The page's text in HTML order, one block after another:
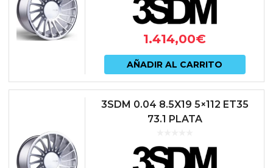
1.414,00€
AÑADIR AL CARRITO
3SDM 0.04 8.5X19 5×112 ET35
73.1 PLATA